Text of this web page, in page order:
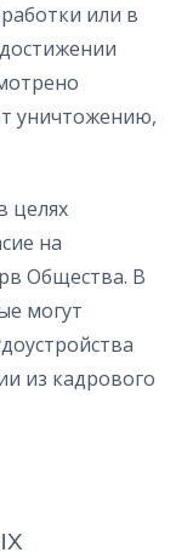
или в
уничтожению,
целях
на
Общества. В
могут
из кадрового